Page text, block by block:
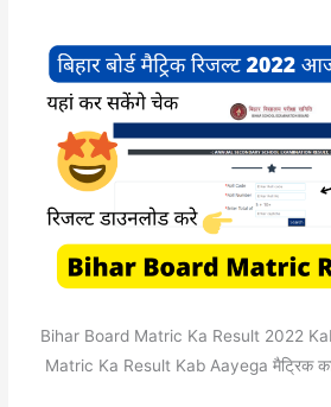
Bihar Board Matric Ka Result 2022
Matric Ka Result Kab Aayega मैट्रिक